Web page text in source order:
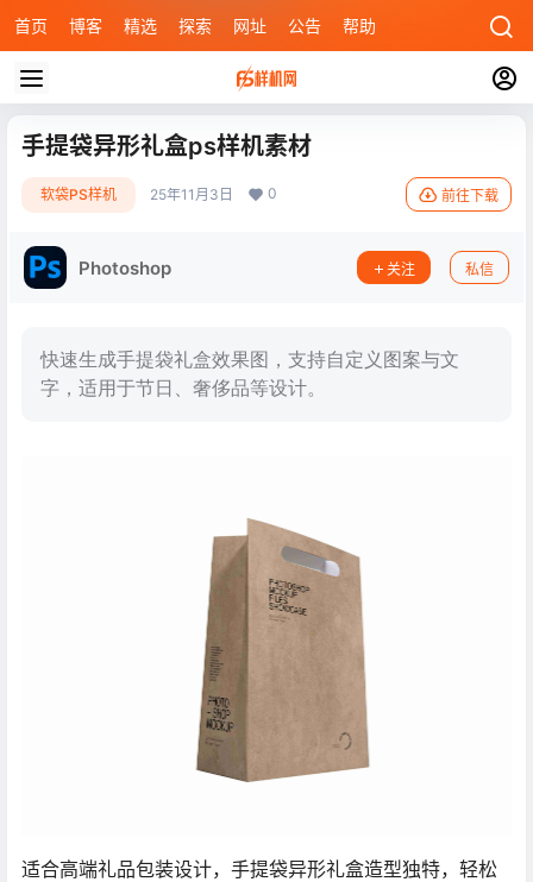
首页 博客 精选 探索 网址 公告 帮助
手提袋异形礼盒ps样机素材
软袋PS样机 25年11月3日 0 前往下载
Photoshop 关注 私信
快速生成手提袋礼盒效果图，支持自定义图案与文
字，适用于节日、奢侈品等设计。
适合高端礼品包装设计，手提袋异形礼盒造型独特，轻松